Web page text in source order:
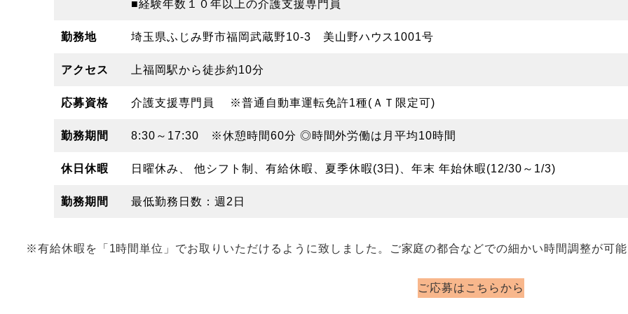
■経験年数１０年以上の介護支援専門員
勤務地 埼玉県ふじみ野市福岡武蔵野10-3 美山野ハウス1001号
アクセス 上福岡駅から徒歩約10分
応募資格 介護支援専門員 ※普通自動車運転免許1種(ＡＴ限定可)
勤務期間 8:30～17:30 ※休憩時間60分 ◎時間外労働は月平均10時間
休日休暇 日曜休み、 他シフト制、有給休暇、夏季休暇(3日)、年末 年始休暇(12/30～1/3)
勤務期間 最低勤務日数：週2日
※有給休暇を「1時間単位」でお取りいただけるように致しました。ご家庭の都合などでの細かい時間調整が可
ご応募はこちらから